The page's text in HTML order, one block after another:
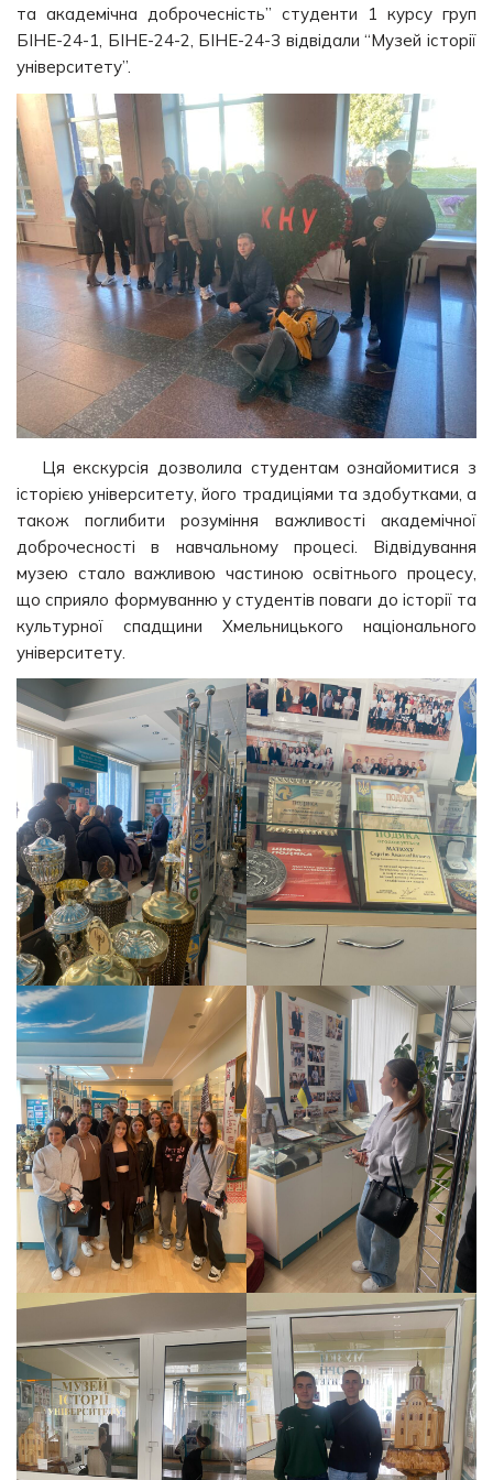
та академічна доброчесність” студенти 1 курсу груп
БІНЕ-24-1, БІНЕ-24-2, БІНЕ-24-3 відвідали “Музей історії
університету”.
Ця екскурсія дозволила студентам ознайомитися з
історією університету, його традиціями та здобутками, а
також поглибити розуміння важливості академічної
доброчесності в навчальному процесі. Відвідування
музею стало важливою частиною освітнього процесу,
що сприяло формуванню у студентів поваги до історії та
культурної спадщини Хмельницького національного
університету.